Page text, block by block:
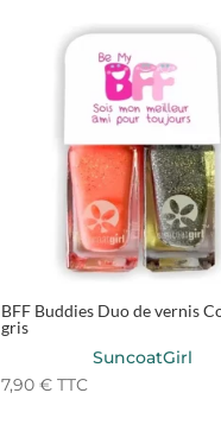
BFF Buddies Duo de vernis
gris
SuncoatGirl
7,90€ TTC